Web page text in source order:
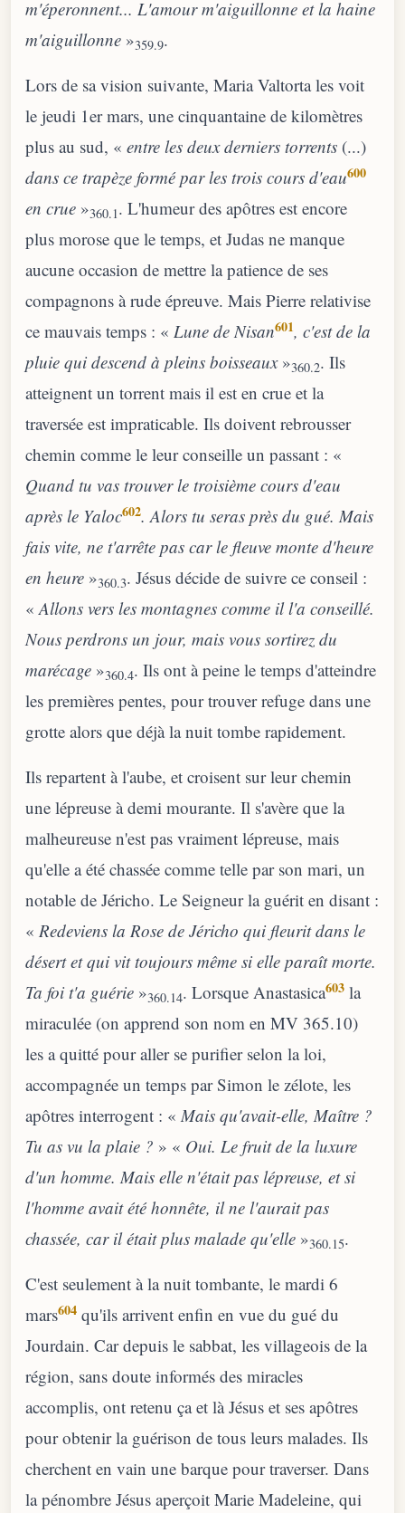
m'éperonnent... L'amour m'aiguillonne et la haine
m'aiguillonne »359.9.
Lors de sa vision suivante, Maria Valtorta les voit
le jeudi 1er mars, une cinquantaine de kilomètres
plus au sud, « entre les deux derniers torrents (...)
dans ce trapèze formé par les trois cours d'eau600
en crue »360.1. L'humeur des apôtres est encore
plus morose que le temps, et Judas ne manque
aucune occasion de mettre la patience de ses
compagnons à rude épreuve. Mais Pierre relativise
ce mauvais temps : « Lune deNisan601, c'est de la
pluie qui descend à pleins boisseaux»360.2. Ils
atteignent un torrent mais il est en crue et la
traversée est impraticable. Ils doivent rebrousser
chemin comme le leur conseille un passant : «
Quand tu vas trouver le troisième cours d'eau
après le Yaloc602. Alors tu seras près du gué. Mais
fais vite, ne t'arrête pas car le fleuve monte d'heure
en heure »360.3. Jésus décide de suivre ce conseil :
«Allons vers les montagnes comme il l'a conseillé.
Nous perdrons un jour, mais vous sortirez du
marécage »360.4. Ils ont à peine le temps d'atteindre
les premières pentes, pour trouver refuge dans une
grotte alors que déjà la nuit tombe rapidement.
Ils repartent à l'aube, et croisent sur leur chemin
une lépreuse à demi mourante. Il s'avère que la
malheureuse n'est pas vraiment lépreuse, mais
qu'elle a été chassée comme telle par son mari, un
notable de Jéricho. Le Seigneur la guérit en disant :
« Redeviens la Rose de Jéricho qui fleurit dans le
désert et qui vit toujours même si elle paraît morte.
Ta foi t'a guérie »360.14. Lorsque Anastasica603 la
miraculée (on apprend son nom en MV 365.10)
les a quitté pour aller se purifier selon la loi,
accompagnée un temps par Simon le zélote, les
apôtres interrogent : «Mais qu'avait-elle, Maître ?
Tu as vu la plaie ? » « Oui. Le fruit de la luxure
d'un homme. Mais elle n'était pas lépreuse, et si
l'homme avait été honnête, il ne l'aurait pas
chassée, car il était plus malade qu'elle »360.15.
C'est seulement à la nuit tombante, le mardi 6
mars604 qu'ils arrivent enfin en vue du gué du
Jourdain. Car depuis le sabbat, les villageois de la
région, sans doute informés des miracles
accomplis, ont retenu ça et là Jésus et ses apôtres
pour obtenir la guérison de tous leurs malades. Ils
cherchent en vain une barque pour traverser. Dans
la pénombre Jésus aperçoit Marie Madeleine, qui